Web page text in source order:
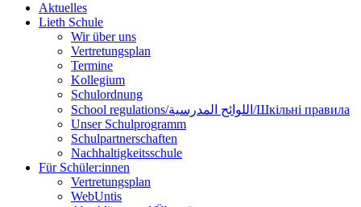
Aktuelles
Lieth Schule
Wir über uns
Vertretungsplan
Termine
Kollegium
Schulordnung
School regulations/اللوائح المدرسية/Шкільні правила
Unser Schulprogramm
Schulpartnerschaften
Nachhaltigkeitsschule
Für Schüler:innen
Vertretungsplan
WebUntis